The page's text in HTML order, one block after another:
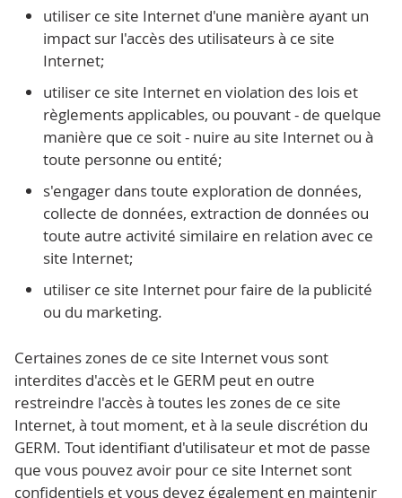
utiliser ce site Internet d'une manière ayant un
impact sur l'accès des utilisateurs à ce site
Internet;
utiliser ce site Internet en violation des lois et
règlements applicables, ou pouvant - de quelque
manière que ce soit - nuire au site Internet ou à
toute personne ou entité;
s'engager dans toute exploration de données,
collecte de données, extraction de données ou
toute autre activité similaire en relation avec ce
site Internet;
utiliser ce site Internet pour faire de la publicité
ou du marketing.
Certaines zones de ce site Internet vous sont
interdites d'accès et le GERM peut en outre
restreindre l'accès à toutes les zones de ce site
Internet, à tout moment, et à la seule discrétion du
GERM. Tout identifiant d'utilisateur et mot de passe
que vous pouvez avoir pour ce site Internet sont
confidentiels et vous devez également en maintenir